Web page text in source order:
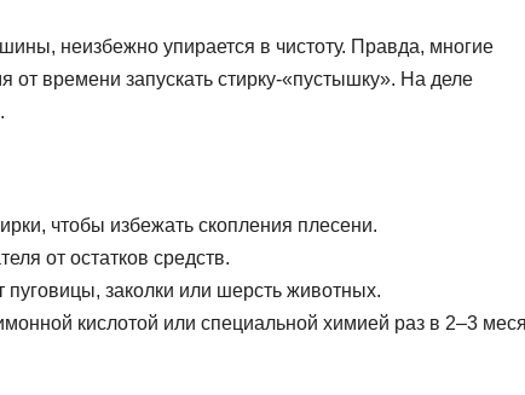
неизбежно упирается в чистоту. Правда, многие
от времени запускать стирку-«пустышку». На деле
чтобы избежать скопления плесени.
от остатков средств.
заколки или шерсть животных.
кислотой или специальной химией раз в 2–3